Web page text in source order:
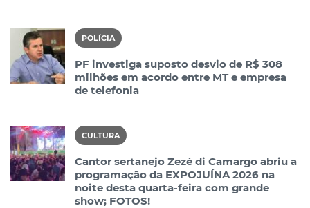
POLÍCIA
PF investiga suposto desvio de R$ 308
milhões em acordo entre MT e empresa
de telefonia
CULTURA
Cantor sertanejo Zezé di Camargo abriu a
programação da EXPOJUÍNA 2026 na
noite desta quarta-feira com grande
show; FOTOS!